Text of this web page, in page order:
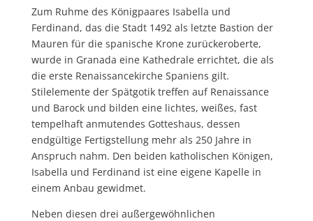
Zum Ruhme des Königpaares Isabella und
Ferdinand, das die Stadt 1492 als letzte Bastion der
Mauren für die spanische Krone zurückeroberte,
wurde in Granada eine Kathedrale errichtet, die als
die erste Renaissancekirche Spaniens gilt.
Stilelemente der Spätgotik treffen auf Renaissance
und Barock und bilden eine lichtes, weißes, fast
tempelhaft anmutendes Gotteshaus, dessen
endgültige Fertigstellung mehr als 250 Jahre in
Anspruch nahm. Den beiden katholischen Königen,
Isabella und Ferdinand ist eine eigene Kapelle in
einem Anbau gewidmet.
Neben diesen drei außergewöhnlichen